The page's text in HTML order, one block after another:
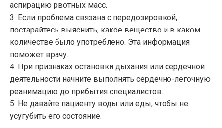
аспирацию рвотных масс.
3. Если проблема связана с передозировкой,
постарайтесь выяснить, какое вещество и в каком
количестве было употреблено. Эта информация
поможет врачу.
4. При признаках остановки дыхания или сердечной
деятельности начните выполнять сердечно-лёгочную
реанимацию до прибытия специалистов.
5. Не давайте пациенту воды или еды, чтобы не
усугубить его состояние.